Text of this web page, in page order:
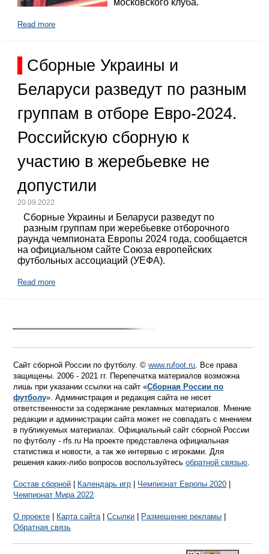
московского клуба.
Read more
Сборные Украины и
Беларуси разведут по разным
группам в отборе Евро-2024.
Российскую сборную к
участию в жеребьевке не
допустили
20.09.2022
Сборные Украины и Беларуси разведут по
разным группам при жеребьевке отборочного
раунда чемпионата Европы 2024 года, сообщается
на официальном сайте Союза европейских
футбольных ассоциаций (УЕФА).
Read more
Сайт сборной России по футболу. ©www.rufoot.ru. Все права
защищены. 2006 - 2021 гг. Перепечатка материалов возможна
лишь при указании ссылки на сайт «Сборная России по
футболу». Администрация и редакция сайта не несет
ответственности за содержание рекламных материалов. Мнение
редакции и администрации сайта может не совпадать с мнением
в публикуемых материалах. Официальный сайт сборной России
по футболу - rfs.ru На проекте представлена официальная
статистика и новости, а так же интервью с игроками. Для
решения каких-либо вопросов воспользуйтесьобратной связью.
Состав сборной Календарь игр Чемпионат Европы 2020
Чемпионат Мира 2022
О проекте Карта сайта|Ссылки Размещение рекламы
Обратная связь